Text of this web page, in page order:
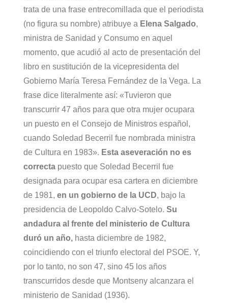
trata de una frase entrecomillada que el periodista
(no figura su nombre) atribuye a Elena Salgado,
ministra de Sanidad y Consumo en aquel
momento, que acudió al acto de presentación del
libro en sustitución de la vicepresidenta del
Gobierno María Teresa Fernández de la Vega. La
frase dice literalmente así: «Tuvieron que
transcurrir 47 años para que otra mujer ocupara
un puesto en el Consejo de Ministros español,
cuando Soledad Becerril fue nombrada ministra
de Cultura en 1983». Esta aseveración no es
correctapuesto que Soledad Becerril fue
designada para ocupar esa cartera en diciembre
de 1981, en un gobierno de la UCD, bajo la
presidencia de Leopoldo Calvo-Sotelo. Su
andadura al frente del ministerio de Cultura
duró un año,hasta diciembre de 1982,
coincidiendo con el triunfo electoral del PSOE. Y,
por lo tanto, no son 47, sino 45 los años
transcurridos desde que Montseny alcanzara el
ministerio de Sanidad (1936).